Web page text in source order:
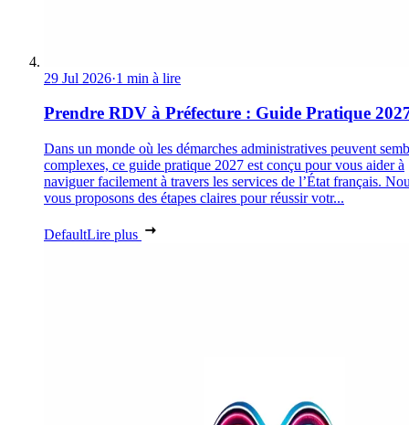
29 Jul 2026·1 min à lire
Prendre RDV à Préfecture : Guide Pratique
Dans un monde où les démarches administratives peuvent
complexes, ce guide pratique 2027 est conçu pour vous aider à
naviguer facilement à travers les services de l’État français.
vous proposons des étapes claires pour réussir votr...
DefaultLire plus